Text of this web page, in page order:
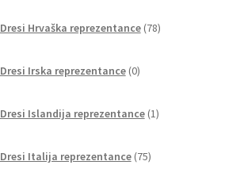
Dresi Hrvaška reprezentance 78izdelkov
Dresi Irska reprezentance 0izdelkov
Dresi Islandija reprezentance 1izdelek
Dresi Italija reprezentance 75izdelkov